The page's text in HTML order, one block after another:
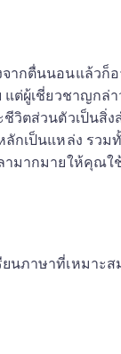
ากตื่นนอนแล้วก็
ผู้เชี่ยวชาญกล่า
วิตส่วนตัวเป็นสิ่
กเป็นแหล่ง รวม
มากมายให้คุณใ
นภาษาที่เหมาะส